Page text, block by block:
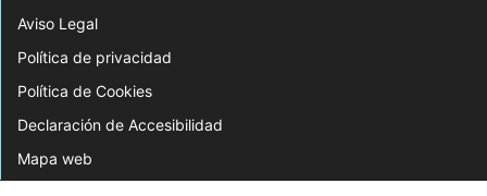
Aviso Legal
Política de privacidad
Política de Cookies
Declaración de Accesibilidad
Mapa web